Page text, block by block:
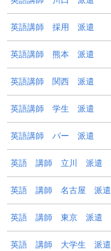
英語講師 採用 派遣
英語講師 熊本 派遣
英語講師 関西 派遣
英語講師 学生 派遣
英語講師 パー 派遣
英語 講師 立川 派遣
英語 講師 名古屋 派遣
英語 講師 東京 派遣
英語 講師 大学生 派遣